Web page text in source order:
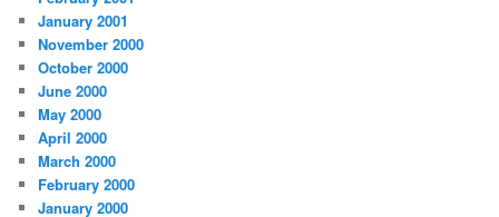
January 2001
November 2000
October 2000
June 2000
May 2000
April 2000
March 2000
February 2000
January 2000